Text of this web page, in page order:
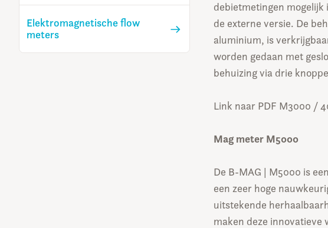
Elektromagnetische flow
meters
debietmetingen mogelijk
de externe versie. De
aluminium, is
worden gedaan met
behuizing via drie
Link naar PDF M3000 /
Mag meter M5000
De B-MAG | M5000 is een
een zeer hoge
uitstekende
maken deze